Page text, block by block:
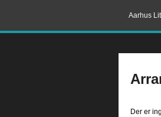
Aarhus
Der er